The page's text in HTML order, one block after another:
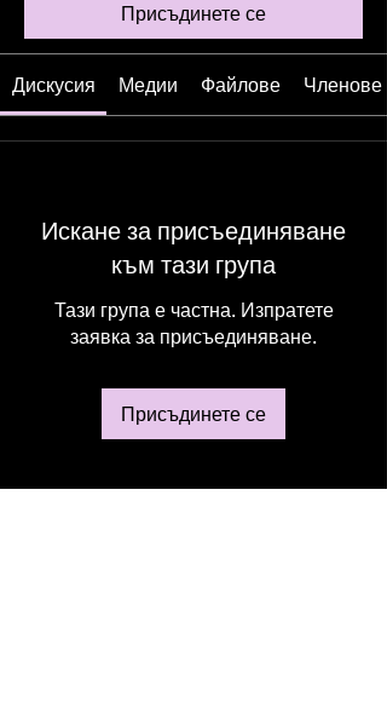
Присъдинете се
Дискусия Медии Файлове Членове
Искане за присъединяване
към тази група
Тази група е частна. Изпратете
заявка за присъединяване.
Присъдинете се